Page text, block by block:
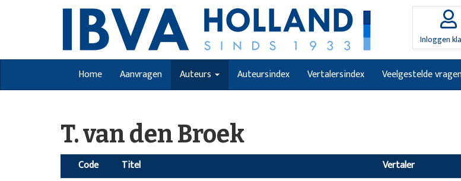
Inloggen
Home Aanvragen Auteurs Auteursindex Vertalersindex Veelgestelde
T. van den Broek
Code Titel Vertaler